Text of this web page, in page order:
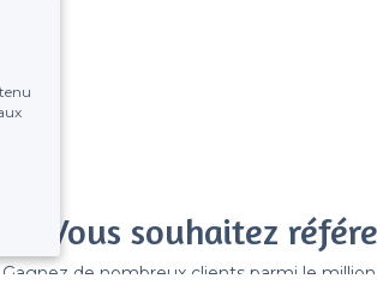
Vous souhaitez
Gagnez de nombreux clients parmi le